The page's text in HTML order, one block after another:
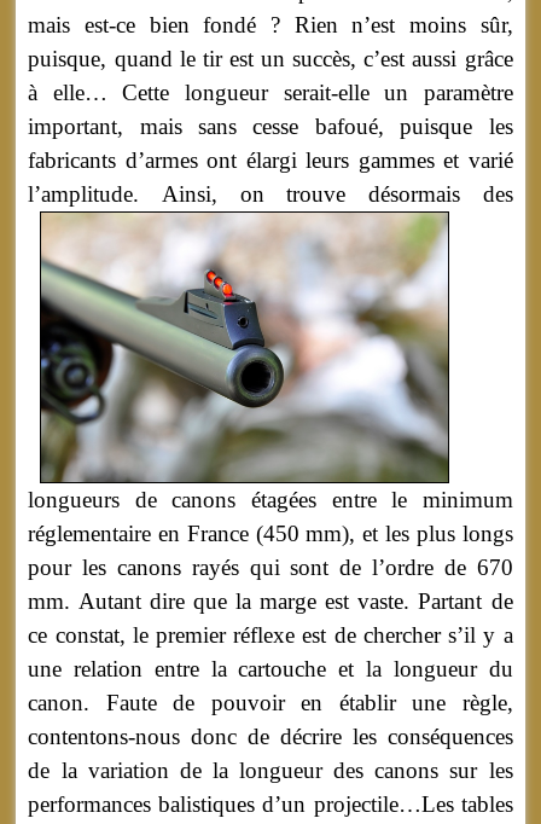
mais est-ce bien fondé ? Rien n’est moins sûr,
puisque, quand le tir est un succès, c’est aussi grâce
à elle… Cette longueur serait-elle un paramètre
important, mais sans cesse bafoué, puisque les
fabricants d’armes ont élargi leurs gammes et varié
l’amplitude.Ainsi, on trouve désormais des
longueurs de canons étagées entre le minimum
réglementaire en France (450 mm), et les plus longs
pour les canons rayés qui sont de l’ordre de 670
mm. Autant dire que la marge est vaste. Partant de
ce constat, le premier réflexe est de chercher s’il y a
une relation entre la cartouche et la longueur du
canon. Faute de pouvoir en établir une règle,
contentons-nous donc de décrire les conséquences
de la variation de la longueur des canons sur les
performances balistiques d’un projectile…Les tables